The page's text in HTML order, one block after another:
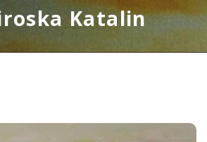
Katalin